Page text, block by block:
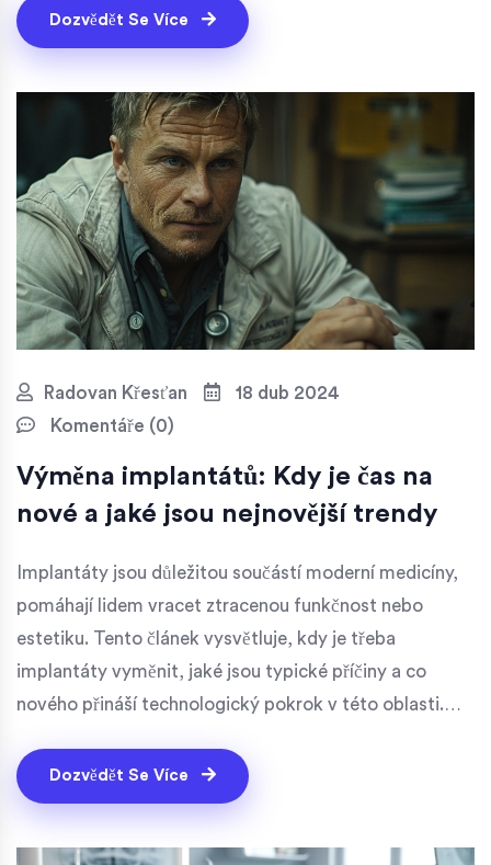
Dozvědět Se Více
Radovan Křesťan
18 dub 2024
Komentáře (0)
Výměna implantátů: Kdy je čas na
nové a jaké jsou nejnovější trendy
Implantáty jsou důležitou součástí moderní medicíny,
pomáhají lidem vracet ztracenou funkčnost nebo
estetiku. Tento článek vysvětluje, kdy je třeba
implantáty vyměnit, jaké jsou typické příčiny a co
nového přináší technologický pokrok v této oblasti.
implantáty vyvíjí, a jaký vliv má na jejich životnost.
Dozvědět Se Více